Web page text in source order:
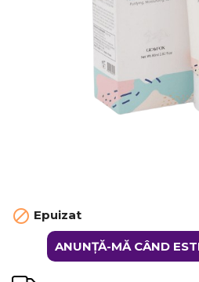
 Epuizat
ANUNȚĂ-MĂ CÂND